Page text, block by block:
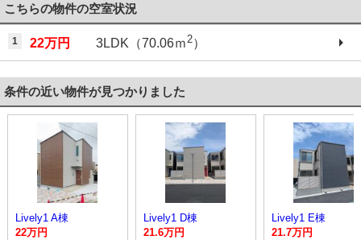
こちらの物件の空室状況
1 22万円 3LDK（70.06ｍ 2）
条件の近い物件が見つかりました
Lively1 A棟
22万円
Lively1 D棟
21.6万円
Lively1 E棟
21.7万円